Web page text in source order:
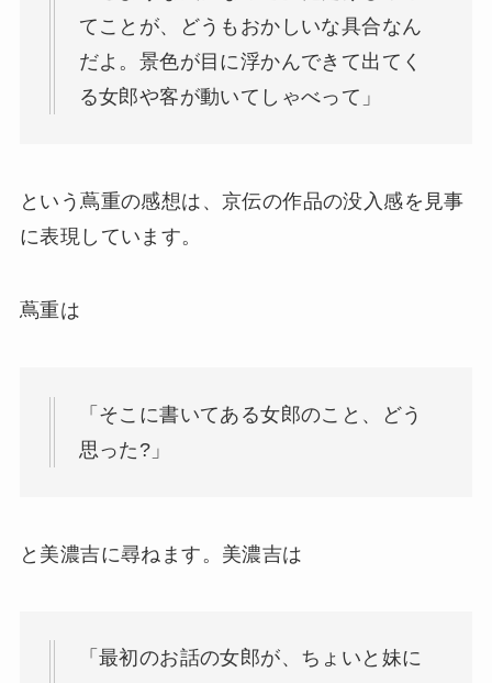
てことが、どうもおかしいな具合なん
だよ。景色が目に浮かんできて出てく
る女郎や客が動いてしゃべって」
という蔦重の感想は、京伝の作品の没入感を見事
に表現しています。
蔦重は
「そこに書いてある女郎のこと、どう
思った?」
と美濃吉に尋ねます。美濃吉は
「最初のお話の女郎が、ちょいと妹に